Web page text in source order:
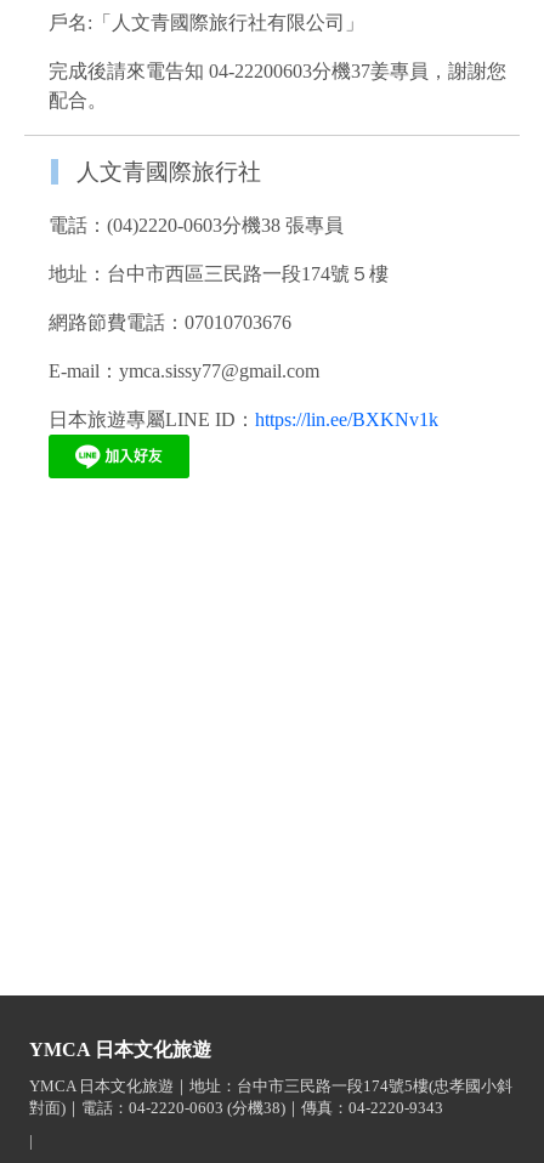
戶名:「人文青國際旅行社有限公司」
完成後請來電告知 04-22200603分機37姜專員，謝謝您
配合。
人文青國際旅行社
電話：(04)2220-0603分機38 張專員
地址：台中市西區三民路一段174號５樓
網路節費電話：07010703676
E-mail：ymca.sissy77@gmail.com
日本旅遊專屬LINE ID： https://lin.ee/BXKNv1k
YMCA 日本文化旅遊
YMCA 日本文化旅遊｜地址：台中市三民路一段174號5樓(忠孝國小斜
對面)｜電話：04-2220-0603 (分機38)｜傳真：04-2220-9343
|